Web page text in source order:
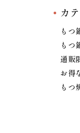
カ
もつ
もつ
通販
お得
もつ